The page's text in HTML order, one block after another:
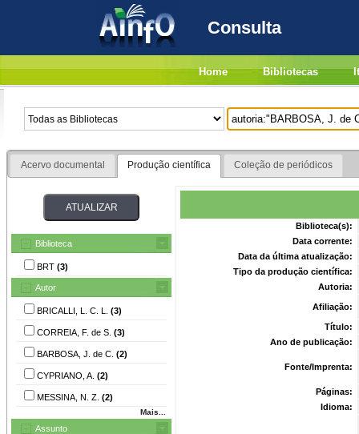
Consulta
Home Bibliotecas
Acervo documental Produção científica Coleção de periódicos
Biblioteca
BRT (3)
Autor
BRICALLI, L. C. L. (3)
CORREIA, F. de S. (3)
BARBOSA, J. de C. (2)
CYPRIANO, A. (2)
MESSINA, N. Z. (2)
Mais...
Assunto
Biblioteca(s):
Data corrente:
Data da última atualização:
Tipo da produção científica:
Autoria:
Afiliação:
Título:
Ano de publicação:
Fonte/Imprenta:
Páginas:
Idioma: